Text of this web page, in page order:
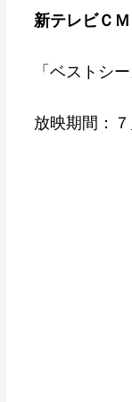
新テレビＣＭ
「ベストシ
放映期間：